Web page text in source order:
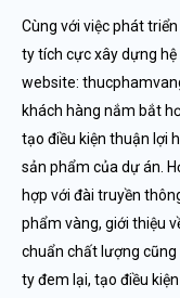
Cùng với việc phát
ty tích cực xây dựng
website:
khách hàng nắm bắt
tạo điều kiện thuận lợi
sản phẩm của dự án.
hợp với đài truyền
phẩm vàng, giới thiệu
chuẩn chất lượng
ty đem lại, tạo điều